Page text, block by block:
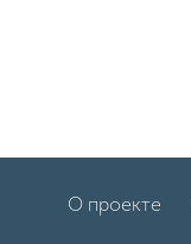
О проекте